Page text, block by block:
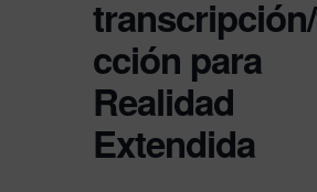
cción para
Realidad
Extendida